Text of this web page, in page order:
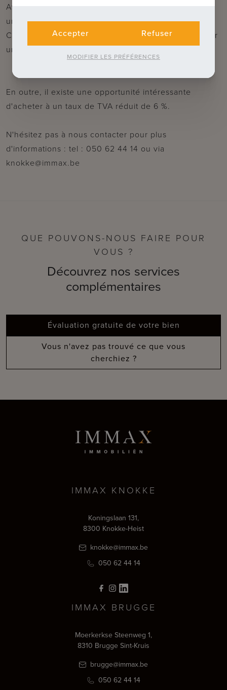
Avec sa construction impeccable, cette propriété est
un véritable bijou !
Chaque appartement est chauffé individuellement par
une pompe à chaleur.
En outre, il existe une opportunité intéressante
d'acheter à un taux de TVA réduit de 6 %.
N'hésitez pas à nous contacter pour plus
d'informations : tel : 050 62 44 14 ou via
knokke@immax.be
QUE POUVONS-NOUS FAIRE POUR
VOUS ?
Découvrez nos services
complémentaires
Évaluation gratuite de votre bien
Vous n'avez pas trouvé ce que vous
cherchiez ?
IMMAX KNOKKE
Koningslaan 131,
8300 Knokke-Heist
knokke@immax.be
050 62 44 14
IMMAX BRUGGE
Moerkerkse Steenweg 1,
8310 Brugge Sint-Kruis
brugge@immax.be
050 62 44 14
Accepter Refuser
MODIFIER LES PRÉFÉRENCES